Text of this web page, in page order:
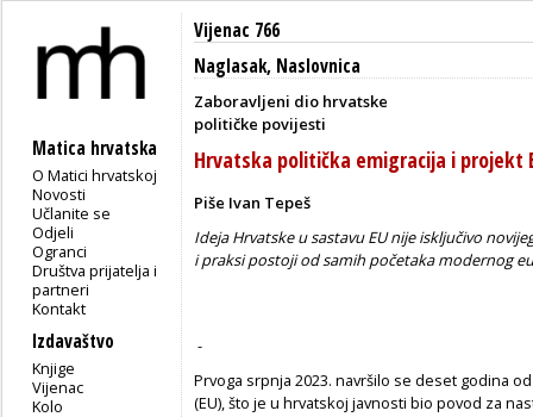
Matica hrvatska
O Matici hrvatskoj
Novosti
Učlanite se
Odjeli
Ogranci
Društva prijatelja i
partneri
Kontakt
Izdavaštvo
Knjige
Vijenac
Kolo
Vijenac 766
Naglasak, Naslovnica
Zaboravljeni dio hrvatske
političke povijesti
Hrvatska politička emigracija i projekt
Piše Ivan Tepeš
Ideja Hrvatske u sastavu EU nije isključivo
i praksi postoji od samih početaka modernog
-
Prvoga srpnja 2023. navršilo se deset godina
(EU), što je u hrvatskoj javnosti bio povod za